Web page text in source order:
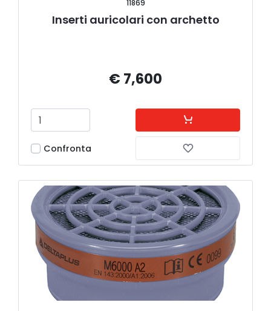
11869
Inserti auricolari con archetto
€ 7,600
Confronta